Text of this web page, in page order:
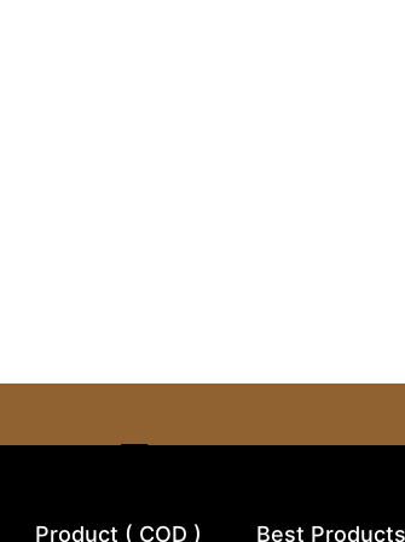
Product ( COD ) Best Products